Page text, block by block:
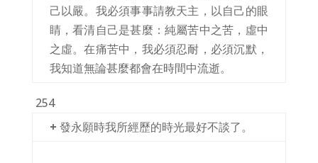
己以嚴。我必須事事請教天主，以自己的眼
睛，看清自己是甚麼：純屬苦中之苦，虛中
之虛。在痛苦中，我必須忍耐，必須沉默，
我知道無論甚麼都會在時間中流逝。
254
+ 發永願時我所經歷的時光最好不談了。